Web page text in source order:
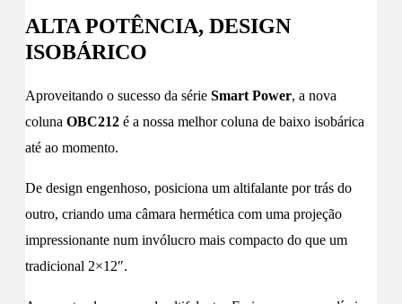
ALTA POTÊNCIA, DESIGN
ISOBÁRICO
Aproveitando o sucesso da série Smart Power, a nova
coluna OBC212 é a nossa melhor coluna de baixo isobárica
até ao momento.
De design engenhoso, posiciona um altifalante por trás do
outro, criando uma câmara hermética com uma projeção
impressionante num invólucro mais compacto do que um
tradicional 2×12″.